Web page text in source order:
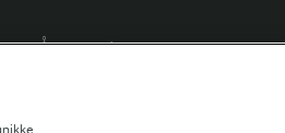
Årsrapport